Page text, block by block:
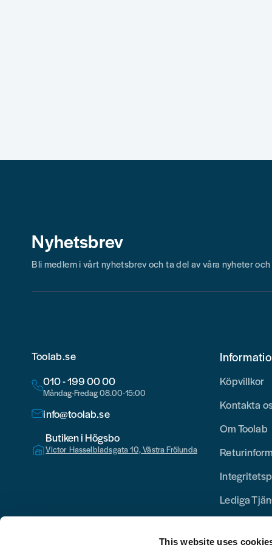
This website uses
Nyhetsbrev
Bli medlem i vårt nyhetsbrev och ta del av våra nyheter
Toolab.se
010 - 199 00 00
Måndag-Fredag 08.00-15:00
info@toolab.se
Butiken i Högsbo
Victor Hasselbladsgata 10, Västra Frölunda
Köpvillkor
Kontakta
Om Toolab
Lediga